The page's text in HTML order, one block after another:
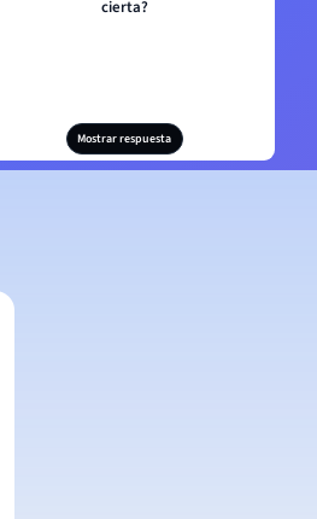
cierta?
Mostrar respuesta